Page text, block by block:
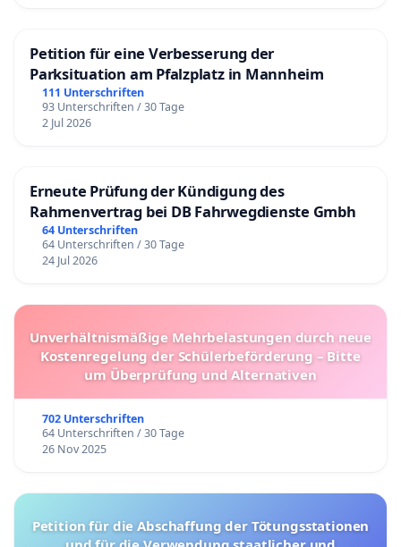
Petition für eine Verbesserung der
Parksituation am Pfalzplatz in Mannheim
111 Unterschriften
93 Unterschriften / 30 Tage
2 Jul 2026
Erneute Prüfung der Kündigung des
Rahmenvertrag bei DB Fahrwegdienste Gmbh
64 Unterschriften
64 Unterschriften / 30 Tage
24 Jul 2026
Unverhältnismäßige Mehrbelastungen durch neue
Kostenregelung der Schülerbeförderung – Bitte
um Überprüfung und Alternativen
702 Unterschriften
64 Unterschriften / 30 Tage
26 Nov 2025
Petition für die Abschaffung der Tötungsstationen